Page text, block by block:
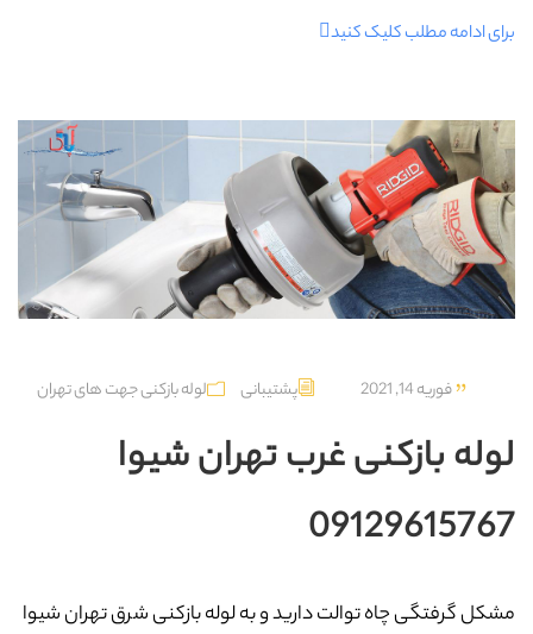
برای ادامه مطلب کلیک کنید
فوریه 14, 2021 پشتیبانی لوله بازکنی جهت های تهران
لوله بازکنی غرب تهران شیوا
09129615767
مشکل گرفتگی چاه توالت دارید و به لوله بازکنی شرق تهران شیوا